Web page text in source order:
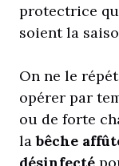
protectrice
soient la
On ne le
opérer par
ou de forte
labêche